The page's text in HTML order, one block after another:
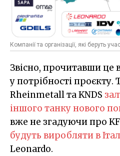
Компанії та організації, які беруть
Звісно, прочитавши це
у потрібності проєкту.
Rheinmetall та KNDS
іншого танку нового
вже не згадуючи про
будуть виробляти в
Leonardo.